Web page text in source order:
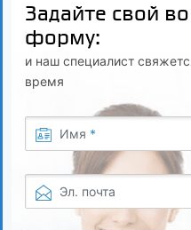
Задайте свой
форму:
и наш специалист
время
Имя *
Эл. почта